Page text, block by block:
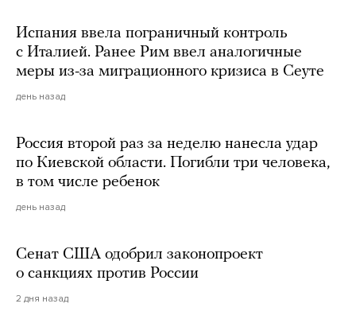
Испания ввела пограничный контроль
с Италией. Ранее Рим ввел аналогичные
меры из-за миграционного кризиса в Сеуте
день назад
Россия второй раз за неделю нанесла удар
по Киевской области. Погибли три человека,
в том числе ребенок
день назад
Сенат США одобрил законопроект
о санкциях против России
2 дня назад